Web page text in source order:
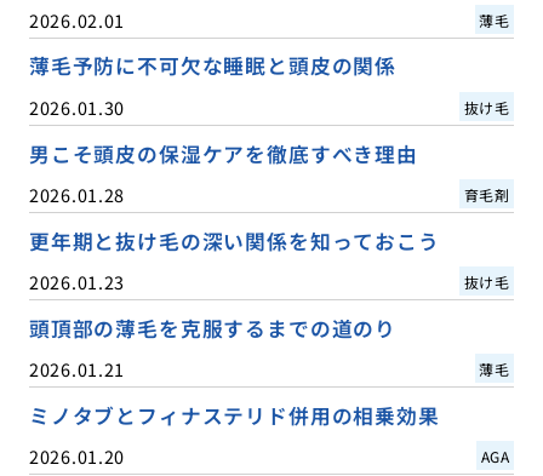
2026.02.01 薄毛
薄毛予防に不可欠な睡眠と頭皮の関係
2026.01.30 抜け毛
男こそ頭皮の保湿ケアを徹底すべき理由
2026.01.28 育毛剤
更年期と抜け毛の深い関係を知っておこう
2026.01.23 抜け毛
頭頂部の薄毛を克服するまでの道のり
2026.01.21 薄毛
ミノタブとフィナステリド併用の相乗効果
2026.01.20 AGA